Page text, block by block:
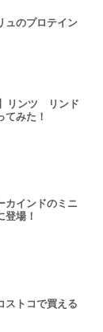
ュのプロテイン
】リンツ リンド
てみた！
カインドのミニ
登場！
ストコで買える